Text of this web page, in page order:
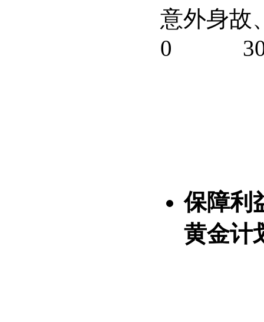
意外身故
0
保障利
黄金计